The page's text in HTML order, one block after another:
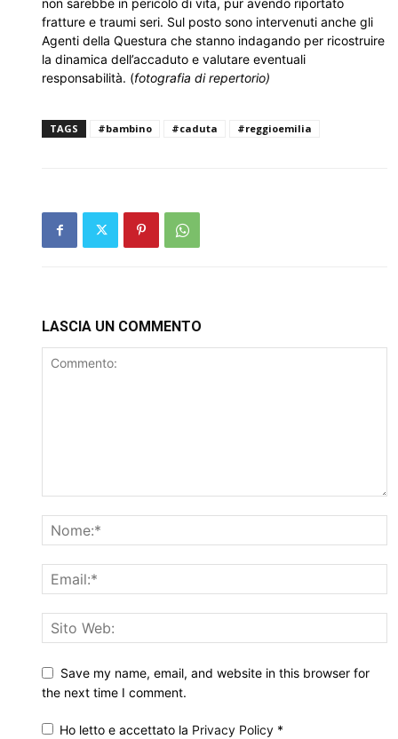
non sarebbe in pericolo di vita, pur avendo riportato
fratture e traumi seri. Sul posto sono intervenuti anche gli
Agenti della Questura che stanno indagando per ricostruire
la dinamica dell’accaduto e valutare eventuali
responsabilità. (fotografia di repertorio)
TAGS #bambino #caduta #reggioemilia
LASCIA UN COMMENTO
Save my name, email, and website in this browser for
the next time I comment.
Ho letto e accettato la Privacy Policy *